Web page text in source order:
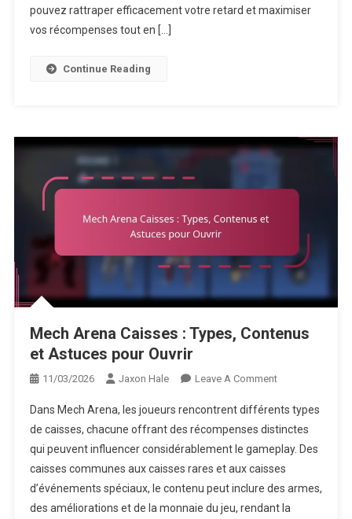
Pour
pouvez rattraper efficacement votre retard et maximiser
vos récompenses tout en […]
Continue Reading
Mech Arena Caisses : Types, Contenus
et Astuces pour Ouvrir
11/03/2026 Jaxon Hale Leave A CommentOn
Arena
Caisses
:
Types,
Contenus
Et
Dans Mech Arena, les joueurs rencontrent différents types
de caisses, chacune offrant des récompenses distinctes
qui peuvent influencer considérablement le gameplay. Des
caisses communes aux caisses rares et aux caisses
d’événements spéciaux, le contenu peut inclure des armes,
des améliorations et de la monnaie du jeu, rendant la